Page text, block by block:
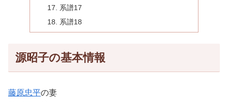
系譜17
系譜18
源昭子の基本情報
藤原忠平の妻